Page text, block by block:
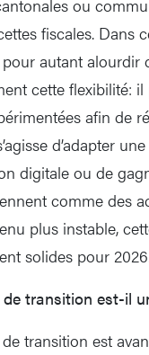
ou
fiscales. Dans
autant
cette flexibilité:
afin de
d’adapter
digitale ou de
comme des
plus instable,
solides pour
transition est-il
transition est